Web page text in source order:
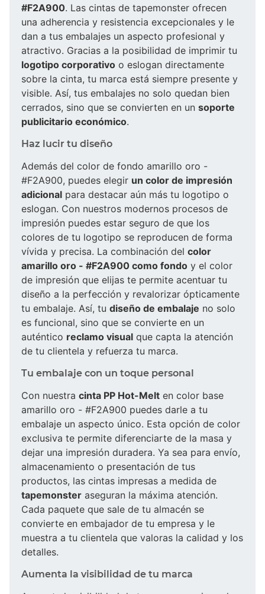
#F2A900. Las cintas de tapemonster ofrecen
una adherencia y resistencia excepcionales y le
dan a tus embalajes un aspecto profesional y
atractivo. Gracias a la posibilidad de imprimir tu
logotipo corporativo o eslogan directamente
sobre la cinta, tu marca está siempre presente y
visible. Así, tus embalajes no solo quedan bien
cerrados, sino que se convierten en un soporte
publicitario económico.
Haz lucir tu diseño
Además del color de fondo amarillo oro -
#F2A900, puedes elegir un color de impresión
adicional para destacar aún más tu logotipo o
eslogan. Con nuestros modernos procesos de
impresión puedes estar seguro de que los
colores de tu logotipo se reproducen de forma
vívida y precisa. La combinación del color
amarillo oro - #F2A900 como fondo y el color
de impresión que elijas te permite acentuar tu
diseño a la perfección y revalorizar ópticamente
tu embalaje. Así, tu diseño de embalaje no solo
es funcional, sino que se convierte en un
auténtico reclamo visual que capta la atención
de tu clientela y refuerza tu marca.
Tu embalaje con un toque personal
Con nuestra cinta PP Hot-Melt en color base
amarillo oro - #F2A900 puedes darle a tu
embalaje un aspecto único. Esta opción de color
exclusiva te permite diferenciarte de la masa y
dejar una impresión duradera. Ya sea para envío,
almacenamiento o presentación de tus
productos, las cintas impresas a medida de
tapemonster aseguran la máxima atención.
Cada paquete que sale de tu almacén se
convierte en embajador de tu empresa y le
muestra a tu clientela que valoras la calidad y los
detalles.
Aumenta la visibilidad de tu marca